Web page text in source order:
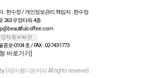
: 한수정 / 개인정보관리 책임자 : 한수정
263 우정타워 4층
로-0104 호 / FAX : 02-743-1773
바로가기]
(재)아름다운커피 All rights reserved.